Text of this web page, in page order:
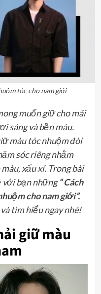
tóc cho nam giới
muốn giữ cho mái
sáng và bền màu.
màu tóc nhuộm đòi
sóc riêng nhằm
xấu xí. Trong bài
với bạn những“Cách
cho nam giới”.
tìm hiểu ngay nhé!
giữ màu